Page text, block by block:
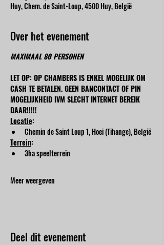
Huy, Chem. de Saint-Loup, 4500 Huy, België
Over het evenement
MAXIMAAL 80 PERSONEN
LET OP: OP CHAMBERS IS ENKEL MOGELIJK OM
CASH TE BETALEN. GEEN BANCONTACT OF PIN
MOGELIJKHEID IVM SLECHT INTERNET BEREIK
DAAR!!!!!
Locatie:
Chemin de Saint Loup 1, Hoei (Tihange), België
Terrein:
3ha speelterrein
Meer weergeven
Deel dit evenement